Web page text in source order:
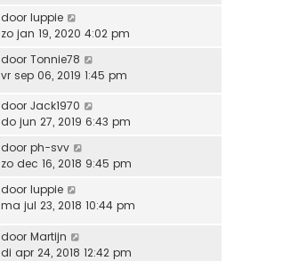
door luppie
zo jan 19, 2020 4:02 pm
door Tonnie78
vr sep 06, 2019 1:45 pm
door Jack1970
do jun 27, 2019 6:43 pm
door ph-svv
zo dec 16, 2018 9:45 pm
door luppie
ma jul 23, 2018 10:44 pm
door Martijn
di apr 24, 2018 12:42 pm